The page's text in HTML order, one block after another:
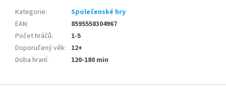
Kategorie:
Společenské hry
EAN:
8595558304967
Počet hráčů:
1-5
Doporučený věk: 12+
Doba hraní: 120-180 min